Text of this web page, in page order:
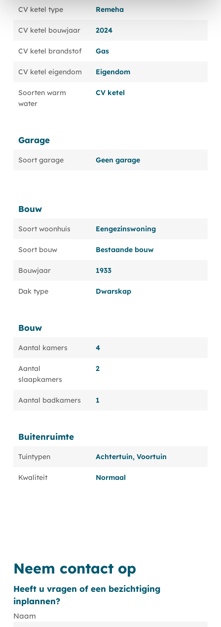
CV ketel type Remeha
CV ketel bouwjaar 2024
CV ketel brandstof Gas
CV ketel eigendom Eigendom
Soorten warm
water
CV ketel
Garage
Soort garage Geen garage
Bouw
Soort woonhuis Eengezinswoning
Soort bouw Bestaande bouw
Bouwjaar 1933
Dak type Dwarskap
Bouw
Aantal kamers 4
Aantal
slaapkamers
2
Aantal badkamers 1
Buitenruimte
Tuintypen Achtertuin, Voortuin
Kwaliteit Normaal
Neem contact op
Heeft u vragen of een bezichtiging
inplannen?
Naam